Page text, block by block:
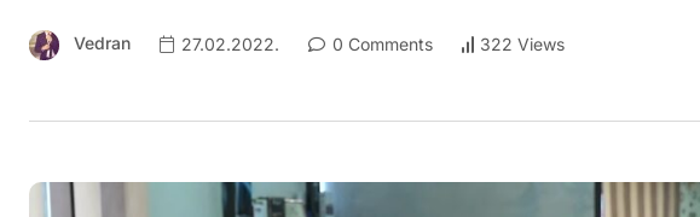
Vedran 27.02.2022. 0 Comments 322 Views